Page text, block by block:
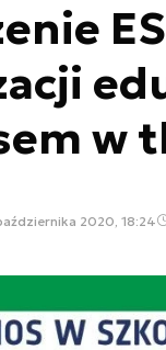
w
2020, 18:24